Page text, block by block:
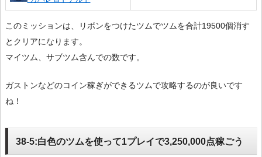
このミッションは、リボンをつけたツムでツムを合計19500個消す
とクリアになります。
マイツム、サブツム含んでの数です。
ガストンなどのコイン稼ぎができるツムで攻略するのが良いです
ね！
38-5:白色のツムを使って1プレイで3,250,000点稼ごう